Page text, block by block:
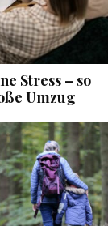
Stress – so
Umzug